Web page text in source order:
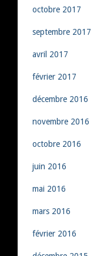
octobre 2017
septembre 2017
avril 2017
février 2017
décembre 2016
novembre 2016
octobre 2016
juin 2016
mai 2016
mars 2016
février 2016